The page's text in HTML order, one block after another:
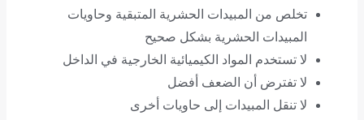
تخلص من المبيدات الحشرية المتبقية وحاويات
المبيدات الحشرية بشكل صحيح
لا تستخدم المواد الكيميائية الخارجية في الداخل
لا تفترض أن الضعف أفضل
لا تنقل المبيدات إلى حاويات أخرى